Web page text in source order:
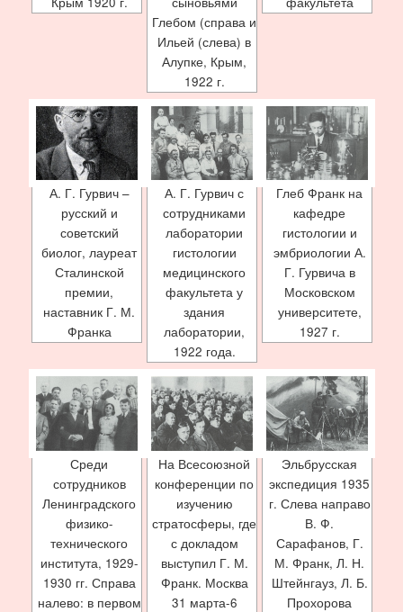
Глебом (справа и
Ильей (слева) в
Алупке, Крым,
1922 г.
А. Г. Гурвич –
русский и
советский
биолог, лауреат
Сталинской
премии,
наставник Г. М.
Франка
А. Г. Гурвич с
сотрудниками
лаборатории
гистологии
медицинского
факультета у
здания
лаборатории,
1922 года.
Глеб Франк на
кафедре
гистологии и
эмбриологии А.
Г. Гурвича в
Московском
университете,
1927 г.
Среди
сотрудников
Ленинградского
физико-
технического
института, 1929-
1930 гг. Справа
налево: в первом
На Всесоюзной
конференции по
изучению
стратосферы, где
с докладом
выступил Г. М.
Франк. Москва
31 марта-6
Эльбрусская
экспедиция 1935
г. Слева направо
В. Ф.
Сарафанов, Г.
М. Франк, Л. Н.
Штейнгауз, Л. Б.
Прохорова